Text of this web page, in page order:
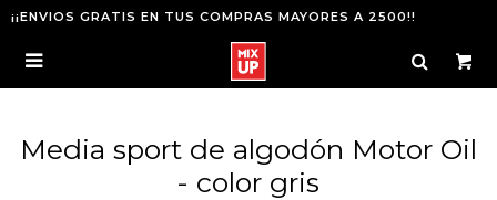
¡¡ENVIOS GRATIS EN TUS COMPRAS MAYORES A 2500!!

Media sport de algodón Motor Oil
- color gris